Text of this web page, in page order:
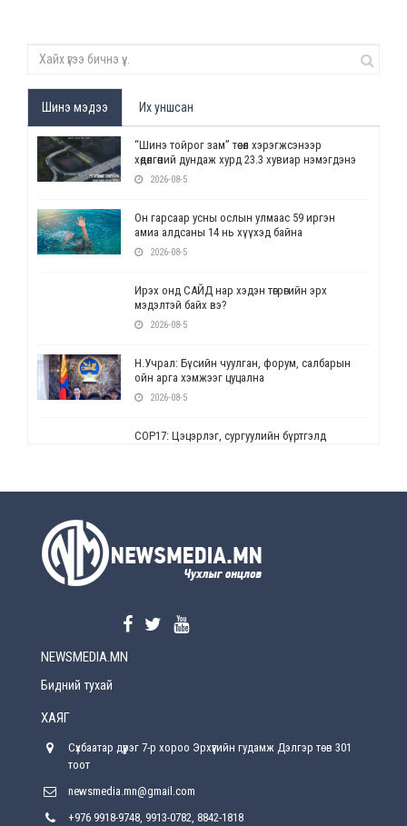
Шинэ мэдээ Их уншсан
“Шинэ тойрог зам” төсөл хэрэгжсэнээр
хөдөлгөөний дундаж хурд 23.3 хувиар нэмэгдэнэ
2026-08-5
Он гарсаар усны ослын улмаас 59 иргэн
амиа алдсаны 14 нь хүүхэд байна
2026-08-5
Ирэх онд САЙД нар хэдэн төгрөгийн эрх
мэдэлтэй байх вэ?
2026-08-5
Н.Учрал: Бүсийн чуулган, форум, салбарын
ойн арга хэмжээг цуцална
2026-08-5
СОР17: Цэцэрлэг, сургуулийн бүртгэлд
2026-08-5
2026-08-5
хүрсэн өгөөжөөрөө ажлаа үнэлж, хэрэгжилтээ
Улсын онцгой комисс өвөлжилтийн бэлтгэл,
NEWSMEDIA.MN
Бидний тухай
ХАЯГ
Сүхбаатар дүүрэг 7-р хороо Эрхүүгийн гудамж Дэлгэр төв 301
тоот
newsmedia.mn@gmail.com
+976 9918-9748, 9913-0782, 8842-1818